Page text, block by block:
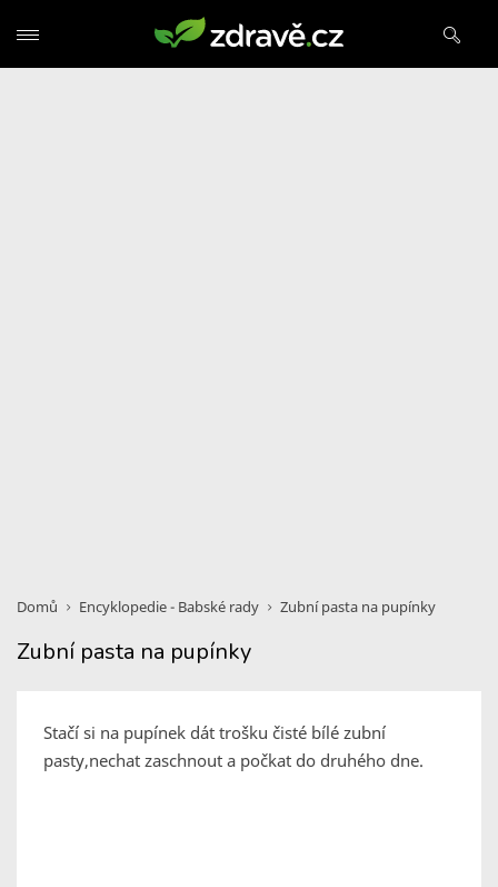
Domů Encyklopedie - Babské rady Zubní pasta na pupínky
Zubní pasta na pupínky
Stačí si na pupínek dát trošku čisté bílé zubní
pasty,nechat zaschnout a počkat do druhého dne.